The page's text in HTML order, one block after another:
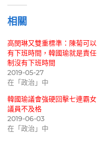
相關
高閔琳又雙重標準：陳菊可以
有下班時間，韓國瑜就是責任
制沒有下班時間
2019-05-27
在「政治」中
韓國瑜議會強硬回擊七連霸女
議員不及格
2019-06-03
在「政治」中